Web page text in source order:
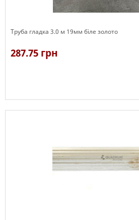
Труба гладка 3.0 м 19мм біле золото
287.75 грн